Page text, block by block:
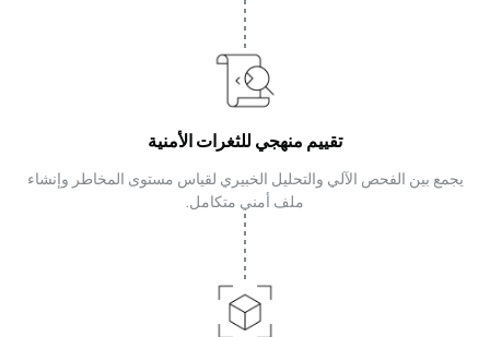
تقييم منهجي للثغرات الأمنية
يجمع بين الفحص الآلي والتحليل الخبيري لقياس مستوى المخاطر وإنشاء
ملف أمني متكامل.